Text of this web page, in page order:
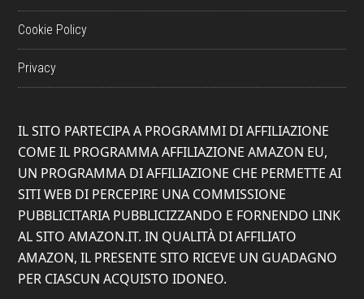
Cookie Policy
Privacy
IL SITO PARTECIPA A PROGRAMMI DI AFFILIAZIONE
COME IL PROGRAMMA AFFILIAZIONE AMAZON EU,
UN PROGRAMMA DI AFFILIAZIONE CHE PERMETTE AI
SITI WEB DI PERCEPIRE UNA COMMISSIONE
PUBBLICITARIA PUBBLICIZZANDO E FORNENDO LINK
AL SITO AMAZON.IT. IN QUALITÀ DI AFFILIATO
AMAZON, IL PRESENTE SITO RICEVE UN GUADAGNO
PER CIASCUN ACQUISTO IDONEO.